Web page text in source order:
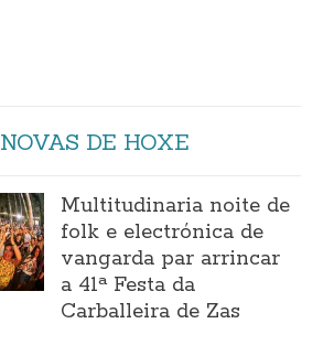
NOVAS DE HOXE
Multitudinaria noite de
folk e electrónica de
vangarda par arrincar
a 41ª Festa da
Carballeira de Zas